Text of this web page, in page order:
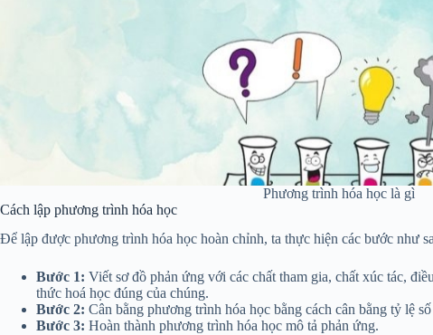
Phương trình hóa học là gì
Cách lập phương trình hóa học
Để lập được phương trình hóa học hoàn chỉnh, ta thực hiện các bước như
Bước 1: Viết sơ đồ phản ứng với các chất tham gia, chất xúc tác,
thức hoá học đúng của chúng.
Bước 2: Cân bằng phương trình hóa học bằng cách cân bằng tỷ lệ
Bước 3: Hoàn thành phương trình hóa học mô tả phản ứng.